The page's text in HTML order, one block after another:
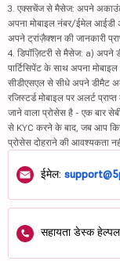
3. एक्सचेंज से मैसेज: अपने
अपना मोबाइल नंबर/ईमेल
अपने ट्रांज़ैक्शन की जानकारी
4. डिपॉज़िटरी से मैसेज: a) अपने
पार्टिसिपेंट के साथ अपना
सीडीएसएल से सीधे अपने डीमैट
रजिस्टर्ड मोबाइल पर अलर्ट
जाने वाला प्रोसेस है - एक बार
से KYC करने के बाद, जब आप
प्रोसेस दोहराने की आवश्यकता
ईमेल:
सहायता डेस्क